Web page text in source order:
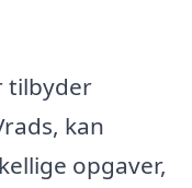
tilbyder
kan
opgaver,